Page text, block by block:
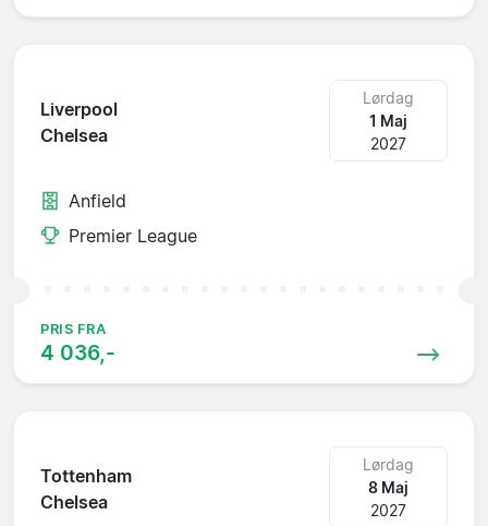
Liverpool
Chelsea
Lørdag
1 Maj
2027
Anfield
Premier League
PRIS FRA
4 036,-
Tottenham
Chelsea
Lørdag
8 Maj
2027